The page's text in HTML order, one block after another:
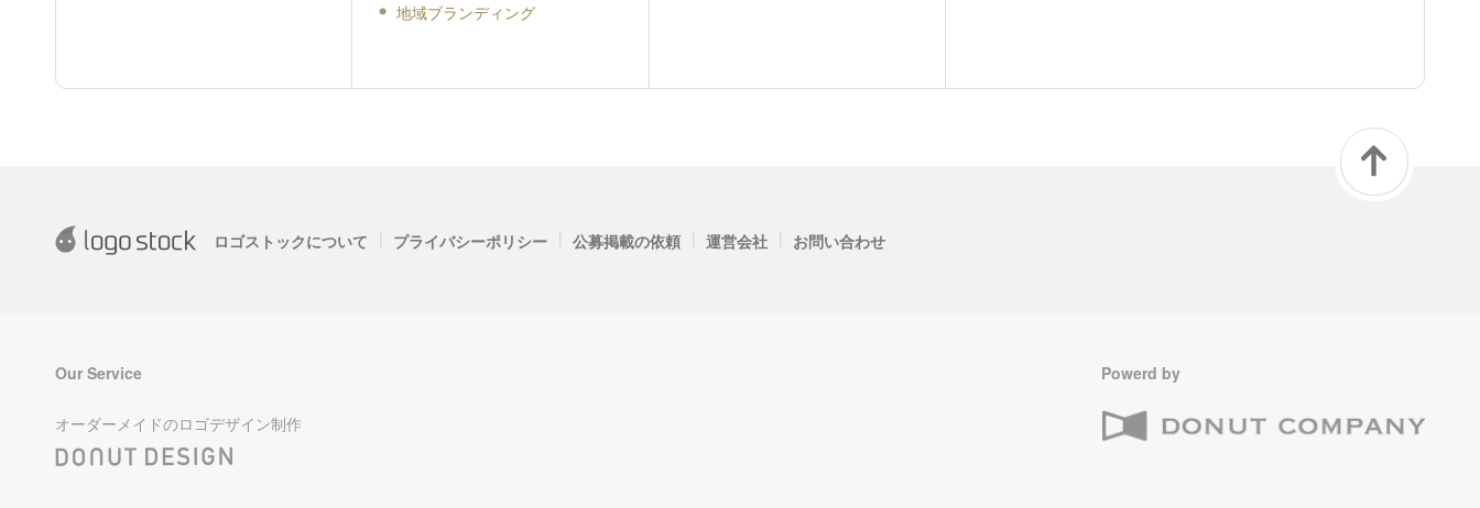
地域ブランディング
ロゴストックについて | プライバシーポリシー | 公募掲載の依頼 | 運営会社 | お問い合わせ
Our Service
オーダーメイドのロゴデザイン制作
Powerd by